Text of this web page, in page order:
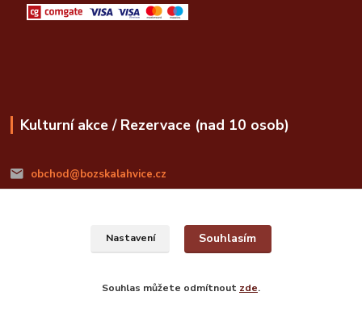
Kulturní akce / Rezervace (nad 10 osob)
obchod@bozskalahvice.cz
© Božská Lahvice s.r.o.
Nastavení Souhlasím
Souhlas můžete odmítnout zde.